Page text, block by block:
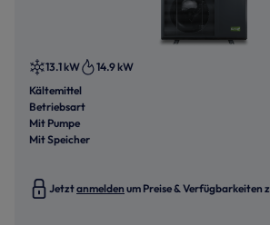
13.1 kW
14.9 kW
Kältemittel
Betriebsart
Mit Pumpe
Mit Speicher
Jetztanmelden um Preise & Verfügbarkeiten